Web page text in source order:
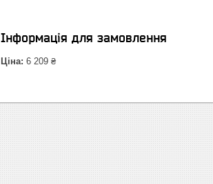
Інформація для замовлення
Ціна: 6 209 ₴